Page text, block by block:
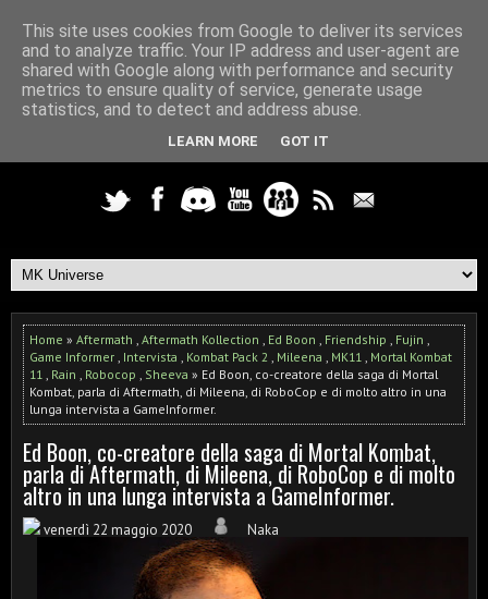
Home » Aftermath , Aftermath Kollection , Ed Boon , Friendship , Fujin ,
Game Informer , Intervista , Kombat Pack 2 , Mileena , MK11 , Mortal Kombat
11 , Rain , Robocop , Sheeva » Ed Boon, co-creatore della saga di Mortal
Kombat, parla di Aftermath, di Mileena, di RoboCop e di molto altro in una
lunga intervista a GameInformer.
Ed Boon, co-creatore della saga di Mortal Kombat,
parla di Aftermath, di Mileena, di RoboCop e di molto
altro in una lunga intervista a GameInformer.
venerdì 22 maggio 2020 Naka
This site uses cookies from Google to deliver its services
and to analyze traffic. Your IP address and user-agent are
shared with Google along with performance and security
metrics to ensure quality of service, generate usage
statistics, and to detect and address abuse.
LEARN MORE GOT IT